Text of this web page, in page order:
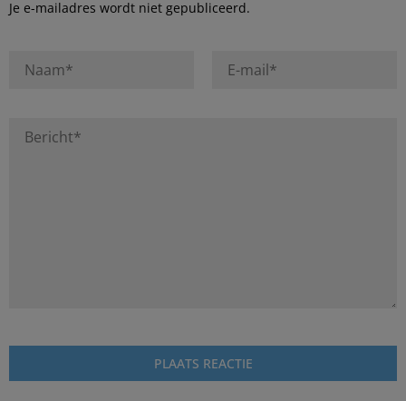
Je e-mailadres wordt niet gepubliceerd.